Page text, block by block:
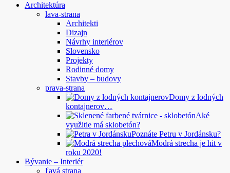
Architektúra
lava-strana
Architekti
Dizajn
Návrhy interiérov
Slovensko
Projekty
Rodinné domy
Stavby – budovy
prava-strana
Domy z lodných
kontajnerov…
Aké
využitie má sklobetón?
Poznáte Petru v Jordánsku?
Modrá strecha je hit v
roku 2020!
Bývanie – Interiér
ľavá strana